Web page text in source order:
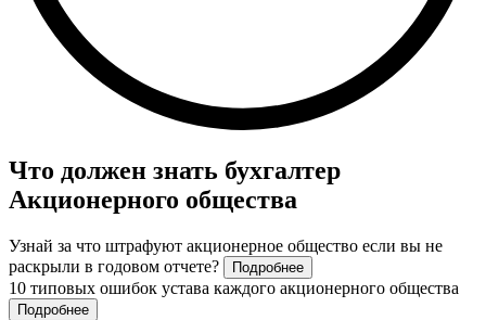
Что должен знать бухгалтер
Акционерного общества
Узнай за что штрафуют акционерное общество если вы не
раскрыли в годовом отчете?
Подробнее
10 типовых ошибок устава каждого акционерного общества
Подробнее